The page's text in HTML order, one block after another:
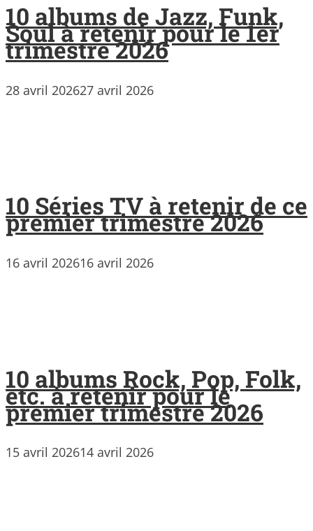
10 albums de Jazz, Funk,
Soul à retenir pour le 1er
trimestre 2026
28 avril 202627 avril 2026
10 Séries TV à retenir de ce
premier trimestre 2026
16 avril 202616 avril 2026
10 albums Rock, Pop, Folk,
etc. à retenir pour le
premier trimestre 2026
15 avril 202614 avril 2026